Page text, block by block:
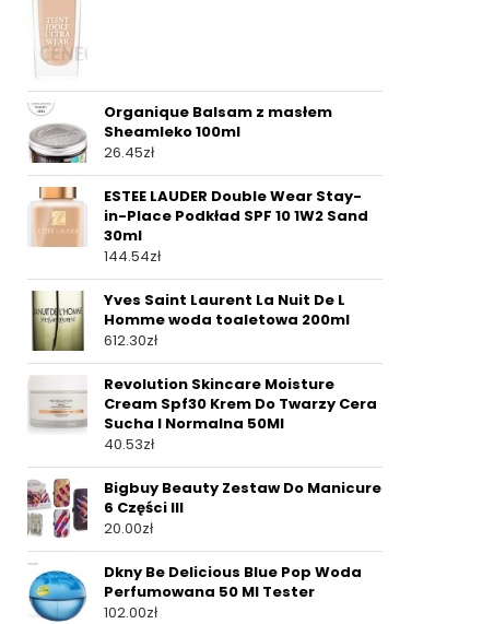
Organique Balsam z masłem
Sheamleko 100ml
26.45zł
ESTEE LAUDER Double Wear Stay-
in-Place Podkład SPF 10 1W2 Sand
30ml
144.54zł
Yves Saint Laurent La Nuit De L
Homme woda toaletowa 200ml
612.30zł
Revolution Skincare Moisture
Cream Spf30 Krem Do Twarzy Cera
Sucha I Normalna 50Ml
40.53zł
Bigbuy Beauty Zestaw Do Manicure
6 Części III
20.00zł
Dkny Be Delicious Blue Pop Woda
Perfumowana 50 Ml Tester
102.00zł